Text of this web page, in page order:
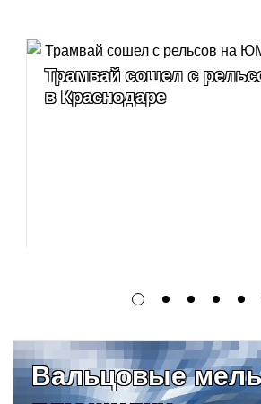
Трамвай сошел с
в Краснодаре
Вальцовые